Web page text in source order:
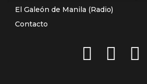
El Galeón de Manila (Radio)
Contacto